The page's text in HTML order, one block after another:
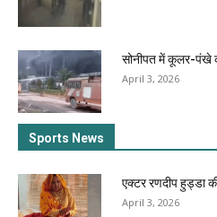
सोनीपत में कूलर-पंखे
April 3, 2026
Sports News
एक्टर रणदीप हुड्डा
April 3, 2026